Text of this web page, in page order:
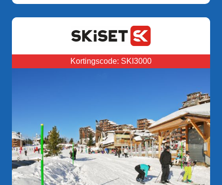
Kortingscode: SKI3000